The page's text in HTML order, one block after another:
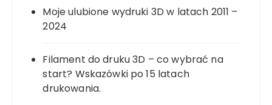
Moje ulubione wydruki 3D w latach 2011 –
2024
Filament do druku 3D – co wybrać na
start? Wskazówki po 15 latach
drukowania.